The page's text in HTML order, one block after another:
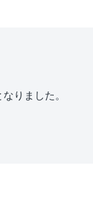
りました。